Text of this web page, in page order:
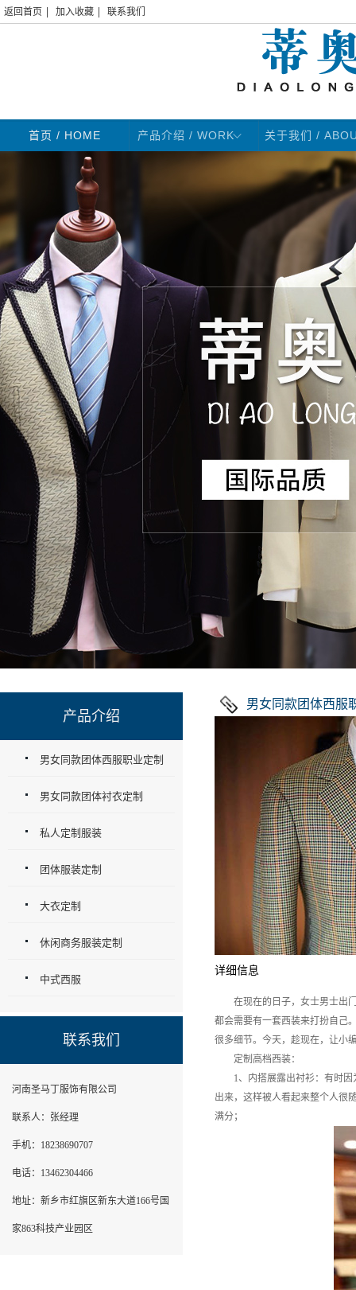
返回首页 加入收藏 联系我们
首页 / HOME 产品介绍 / WORK 关于我们 /
男女同款团体西服
详细信息
在现在的日子，女士男士出门
都会需要有一套西装来打扮自己
很多细节。今天，趁现在，让小
定制高档西装：
1、内搭展露出衬衫：有时因
出来，这样被人看起来整个人很
满分；
产品介绍
男女同款团体西服职业定制
男女同款团体衬衣定制
私人定制服装
团体服装定制
大衣定制
休闲商务服装定制
中式西服
联系我们
河南圣马丁服饰有限公司
联系人：张经理
手机：18238690707
电话：13462304466
地址：新乡市红旗区新东大道166号国
家863科技产业园区